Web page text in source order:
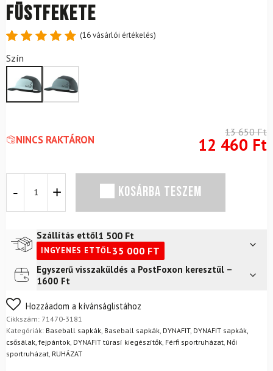
füstfekete
4.88
5-ből,
értékelés
alapján
(16vásárlói értékelés)
Szín
NINCS RAKTÁRON
13 650Ft
12 460 Ft
Alpine
füstfekete
mennyiség
KOSÁRBA TESZEM
Szállítás ettől1 500 Ft
INGYENES ETTŐL35 000 FT
Futár a címre2 400
FoxPost
Egyszerű visszaküldés a PostFoxon keresztül –
1600 Ft
Nem biztos a választásában? Semmi gond – a terméket
egyszerűen visszaküldheti 14 napon belül, indoklás nélkül.
Mik a visszaküldés feltételei?
Hozzáadom a kívánságlistához
Cikkszám: 71470-3181
Kategóriák: Baseball sapkák Baseball sapkák DYNAFIT, DYNAFIT sapkák,
csősálak, fejpántok DYNAFIT túrasí kiegészítők Férfi sportruházat Női
sportruházat RUHÁZAT